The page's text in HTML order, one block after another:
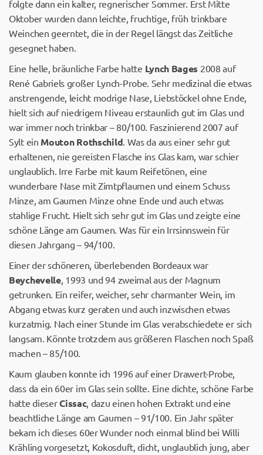
folgte dann ein kalter, regnerischer Sommer. Erst Mitte
Oktober wurden dann leichte, fruchtige, früh trinkbare
Weinchen geerntet, die in der Regel längst das Zeitliche
gesegnet haben.
Eine helle, bräunliche Farbe hatte Lynch Bages 2008 auf
René Gabriels großer Lynch-Probe. Sehr medizinal die etwas
anstrengende, leicht modrige Nase, Liebstöckel ohne Ende,
hielt sich auf niedrigem Niveau erstaunlich gut im Glas und
war immer noch trinkbar – 80/100. Faszinierend 2007 auf
Sylt ein Mouton Rothschild. Was da aus einer sehr gut
erhaltenen, nie gereisten Flasche ins Glas kam, war schier
unglaublich. Irre Farbe mit kaum Reifetönen, eine
wunderbare Nase mit Zimtpflaumen und einem Schuss
Minze, am Gaumen Minze ohne Ende und auch etwas
stahlige Frucht. Hielt sich sehr gut im Glas und zeigte eine
schöne Länge am Gaumen. Was für ein Irrsinnswein für
diesen Jahrgang – 94/100.
Einer der schöneren, überlebenden Bordeaux war
Beychevelle, 1993 und 94 zweimal aus der Magnum
getrunken. Ein reifer, weicher, sehr charmanter Wein, im
Abgang etwas kurz geraten und auch inzwischen etwas
kurzatmig. Nach einer Stunde im Glas verabschiedete er sich
langsam. Könnte trotzdem aus größeren Flaschen noch Spaß
machen – 85/100.
Kaum glauben konnte ich 1996 auf einer Drawert-Probe,
dass da ein 60er im Glas sein sollte. Eine dichte, schöne Farbe
hatte dieserCissac, dazu einen hohen Extrakt und eine
beachtliche Länge am Gaumen – 91/100. Ein Jahr später
bekam ich dieses 60er Wunder noch einmal blind bei Willi
Krähling vorgesetzt, Kokosduft, dicht, unglaublich jung, aber